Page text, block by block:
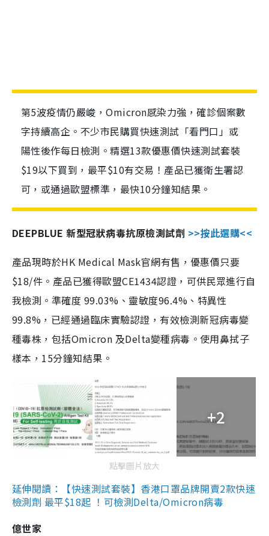
第5波疫情仍嚴峻，Omicron感染力強，確診個案數
字持續高企。不少市民購買快速測試「看門口」或
陽性後作每日檢測。精選13款優惠價快速測試套裝
$19以下買到，最平$10有交易！產品已獲衛生署認
可，或通過歐盟標準，最快10分鐘知結果。
DEEPBLUE 新型冠狀病毒抗原檢測試劑 >>按此選購<<
產品現時於HK Medical Mask官網有售，優惠價只要
$18/件。產品已獲得歐盟CE1434認證，可供民眾進行自
我檢測。準確度 99.03%、靈敏度96.4%、特異性
99.8%，已經通過臨床實驗認證，有效檢測新冠病毒變
種毒株，包括Omicron 及Delta變種病毒。使用鼻拭子
樣本，15分鐘知結果。
+2
點擊圖片放大
延伸閱讀：【快速測試套裝】香港口罩品牌開賣2款快速
檢測劑 最平$18起 ！可檢測Delta/Omicron病毒
億世家